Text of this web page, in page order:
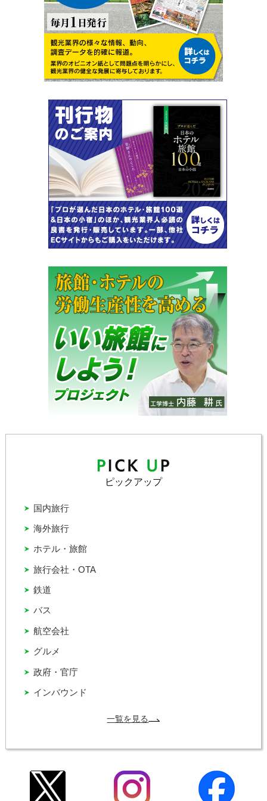
ピックアップ
インバウンド
グルメ
バス
ホテル・旅館
国内旅行
政府・官庁
旅行会社・OTA
海外旅行
航空会社
鉄道
一覧を見る